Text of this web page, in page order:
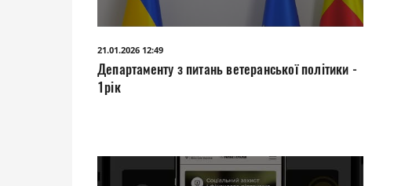
21.01.2026 12:49
Департаменту з питань ветеранської політики -
1рік